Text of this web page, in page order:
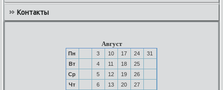
Контакты
Август
Пн 3 10 17 24
31
Вт
4 11 18
25
Ср
5 12 19
26
Чт
6 13 20
27